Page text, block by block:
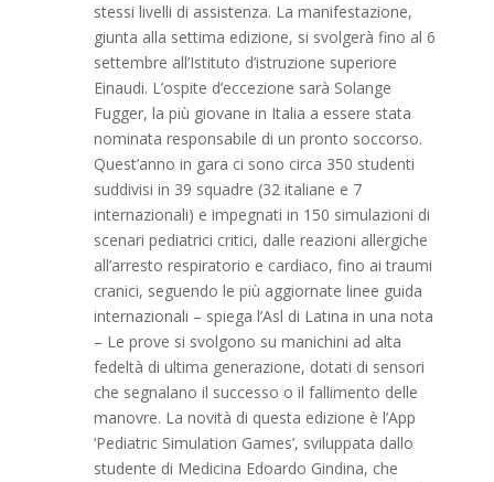
stessi livelli di assistenza. La manifestazione,
giunta alla settima edizione, si svolgerà fino al 6
settembre all’Istituto d’istruzione superiore
Einaudi. L’ospite d’eccezione sarà Solange
Fugger, la più giovane in Italia a essere stata
nominata responsabile di un pronto soccorso.
Quest’anno in gara ci sono circa 350 studenti
suddivisi in 39 squadre (32 italiane e 7
internazionali) e impegnati in 150 simulazioni di
scenari pediatrici critici, dalle reazioni allergiche
all’arresto respiratorio e cardiaco, fino ai traumi
cranici, seguendo le più aggiornate linee guida
internazionali – spiega l’Asl di Latina in una nota
– Le prove si svolgono su manichini ad alta
fedeltà di ultima generazione, dotati di sensori
che segnalano il successo o il fallimento delle
manovre. La novità di questa edizione è l’App
‘Pediatric Simulation Games’, sviluppata dallo
studente di Medicina Edoardo Gindina, che